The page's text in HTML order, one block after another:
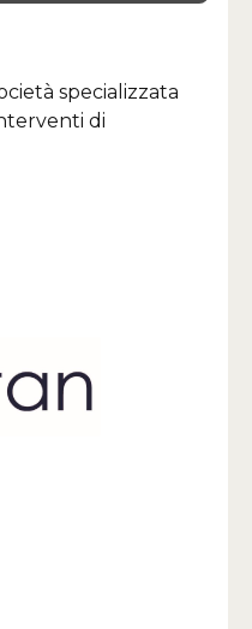
specializzata
di